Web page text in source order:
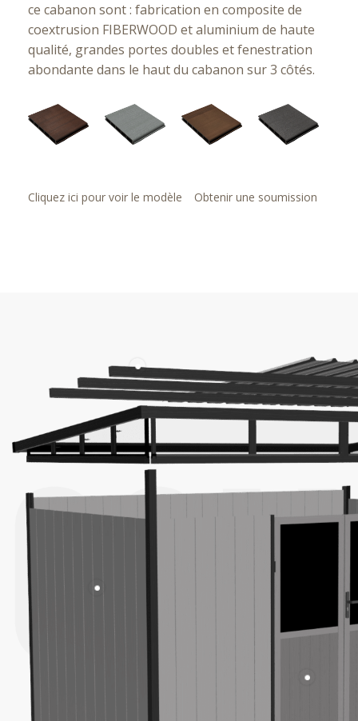
ce cabanon sont : fabrication en composite de
coextrusion FIBERWOOD et aluminium de haute
qualité, grandes portes doubles et fenestration
abondante dans le haut du cabanon sur 3 côtés.
Cliquez ici pour voir le modèle Obtenir une soumission